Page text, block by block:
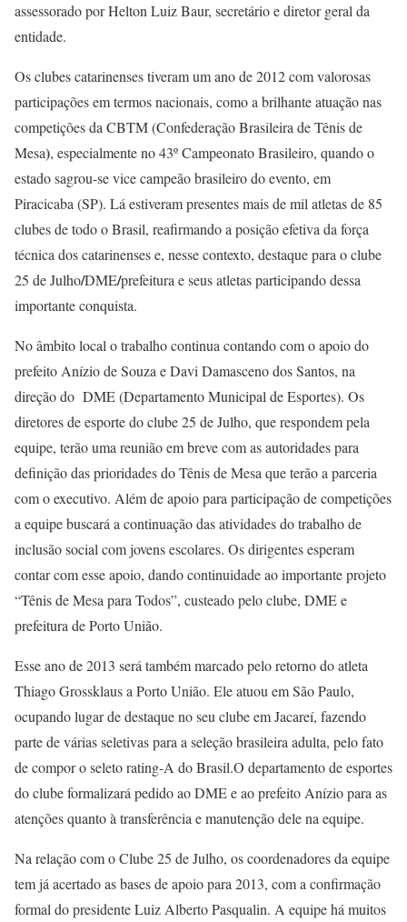
assessorado por Helton Luiz Baur, secretário e diretor geral da
entidade.
Os clubes catarinenses tiveram um ano de 2012 com valorosas
participações em termos nacionais, como a brilhante atuação nas
competições da CBTM (Confederação Brasileira de Tênis de
Mesa), especialmente no 43º Campeonato Brasileiro, quando o
estado sagrou-se vice campeão brasileiro do evento, em
Piracicaba (SP). Lá estiveram presentes mais de mil atletas de 85
clubes de todo o Brasil, reafirmando a posição efetiva da força
técnica dos catarinenses e, nesse contexto, destaque para o clube
25 de Julho/DME/prefeitura e seus atletas participando dessa
importante conquista.
No âmbito local o trabalho continua contando com o apoio do
prefeito Anízio de Souza e Davi Damasceno dos Santos, na
direção do DME (Departamento Municipal de Esportes). Os
diretores de esporte do clube 25 de Julho, que respondem pela
equipe, terão uma reunião em breve com as autoridades para
definição das prioridades do Tênis de Mesa que terão a parceria
com o executivo. Além de apoio para participação de competições
a equipe buscará a continuação das atividades do trabalho de
inclusão social com jovens escolares. Os dirigentes esperam
contar com esse apoio, dando continuidade ao importante projeto
“Tênis de Mesa para Todos”, custeado pelo clube, DME e
prefeitura de Porto União.
Esse ano de 2013 será também marcado pelo retorno do atleta
Thiago Grossklaus a Porto União. Ele atuou em São Paulo,
ocupando lugar de destaque no seu clube em Jacareí, fazendo
parte de várias seletivas para a seleção brasileira adulta, pelo fato
de compor o seleto rating-A do Brasil.O departamento de esportes
do clube formalizará pedido ao DME e ao prefeito Anízio para as
atenções quanto à transferência e manutenção dele na equipe.
Na relação com o Clube 25 de Julho, os coordenadores da equipe
tem já acertado as bases de apoio para 2013, com a confirmação
formal do presidente Luiz Alberto Pasqualin. A equipe há muitos